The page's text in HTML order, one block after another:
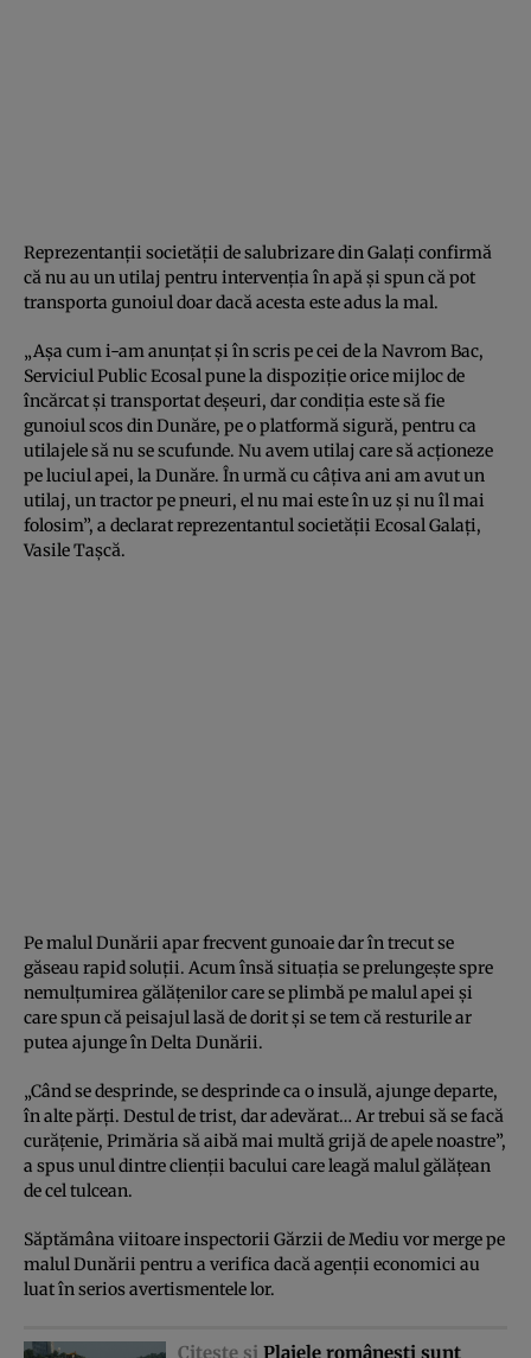
Reprezentanţii societăţii de salubrizare din Galaţi confirmă
că nu au un utilaj pentru intervenţia în apă şi spun că pot
transporta gunoiul doar dacă acesta este adus la mal.
„Aşa cum i-am anunţat şi în scris pe cei de la Navrom Bac,
Serviciul Public Ecosal pune la dispoziţie orice mijloc de
încărcat şi transportat deşeuri, dar condiţia este să fie
gunoiul scos din Dunăre, pe o platformă sigură, pentru ca
utilajele să nu se scufunde. Nu avem utilaj care să acţioneze
pe luciul apei, la Dunăre. În urmă cu câţiva ani am avut un
utilaj, un tractor pe pneuri, el nu mai este în uz şi nu îl mai
folosim”, a declarat reprezentantul societăţii Ecosal Galaţi,
Vasile Taşcă.
Pe malul Dunării apar frecvent gunoaie dar în trecut se
găseau rapid soluţii. Acum însă situaţia se prelungeşte spre
nemulţumirea gălăţenilor care se plimbă pe malul apei şi
care spun că peisajul lasă de dorit şi se tem că resturile ar
putea ajunge în Delta Dunării.
„Când se desprinde, se desprinde ca o insulă, ajunge departe,
în alte părţi. Destul de trist, dar adevărat… Ar trebui să se facă
curăţenie, Primăria să aibă mai multă grijă de apele noastre”,
a spus unul dintre clienţii bacului care leagă malul gălăţean
de cel tulcean.
Săptămâna viitoare inspectorii Gărzii de Mediu vor merge pe
malul Dunării pentru a verifica dacă agenţii economici au
luat în serios avertismentele lor.
Citeşte şi Plajele româneşti sunt